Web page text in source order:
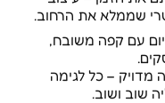
שממלא את הרחוב.
עם קפה משובח,
מדויק – כל לגימה
שוב ושוב.